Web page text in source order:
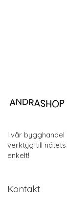
I vår
verktyg till
enkelt!
Kontakt